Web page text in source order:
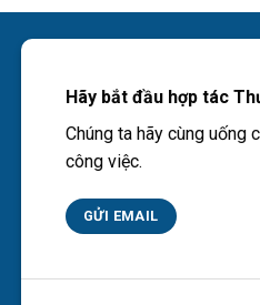
Hãy bắt đầu hợp tác
Chúng ta hãy cùng uống
công việc.
GỬI EMAIL